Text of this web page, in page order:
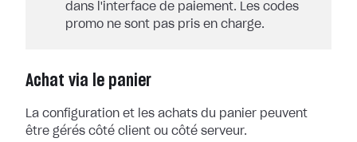
dans l'interface de paiement. Les codes
promo ne sont pas pris en charge.
Achat via le panier
La configuration et les achats du panier peuvent
être gérés côté client ou côté serveur.